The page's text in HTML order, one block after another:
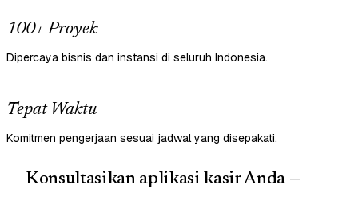
100+ Proyek
Dipercaya bisnis dan instansi di seluruh Indonesia.
Tepat Waktu
Komitmen pengerjaan sesuai jadwal yang disepakati.
Konsultasikan aplikasi kasir Anda —